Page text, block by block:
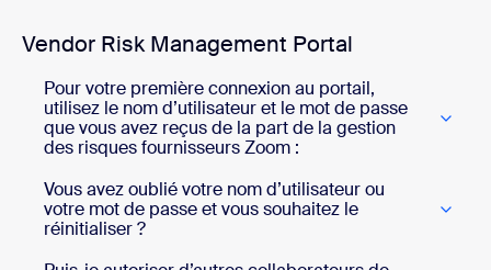
Vendor Risk Management Portal
Pour votre première connexion au portail,
utilisez le nom d’utilisateur et le mot de passe
que vous avez reçus de la part de la gestion
des risques fournisseurs Zoom :
Vous avez oublié votre nom d’utilisateur ou
votre mot de passe et vous souhaitez le
réinitialiser ?